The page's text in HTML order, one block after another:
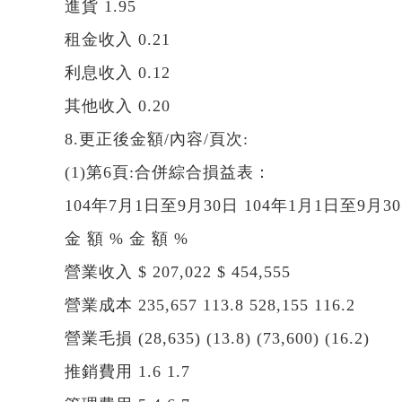
進貨 1.95
租金收入 0.21
利息收入 0.12
其他收入 0.20
8.更正後金額/內容/頁次:
(1)第6頁:合併綜合損益表：
104年7月1日至9月30日 104年1月1日至9月
金 額 % 金 額 %
營業收入 $ 207,022 $ 454,555
營業成本 235,657 113.8 528,155 116.2
營業毛損 (28,635) (13.8) (73,600) (16.2)
推銷費用 1.6 1.7